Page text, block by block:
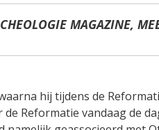
MAGAZINE,
hij tijdens de
Reformatie vandaag de